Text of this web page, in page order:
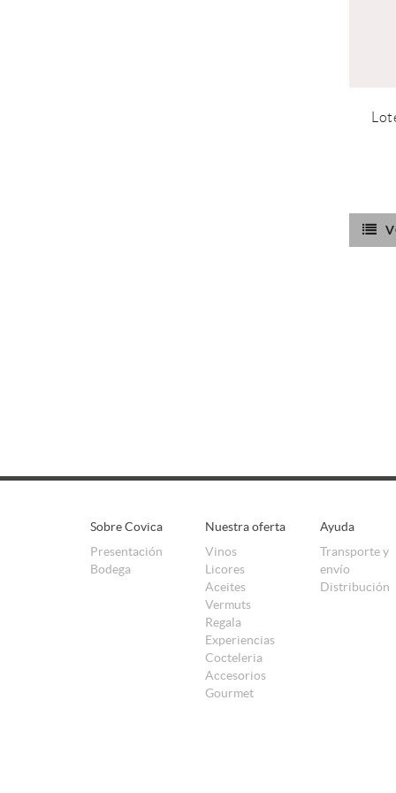
Sobre Covica
Presentación
Bodega
Nuestra oferta
Vinos
Licores
Aceites
Vermuts
Regala
Experiencias
Cocteleria
Accesorios
Gourmet
Ayuda
Transporte y
envío
Distribución